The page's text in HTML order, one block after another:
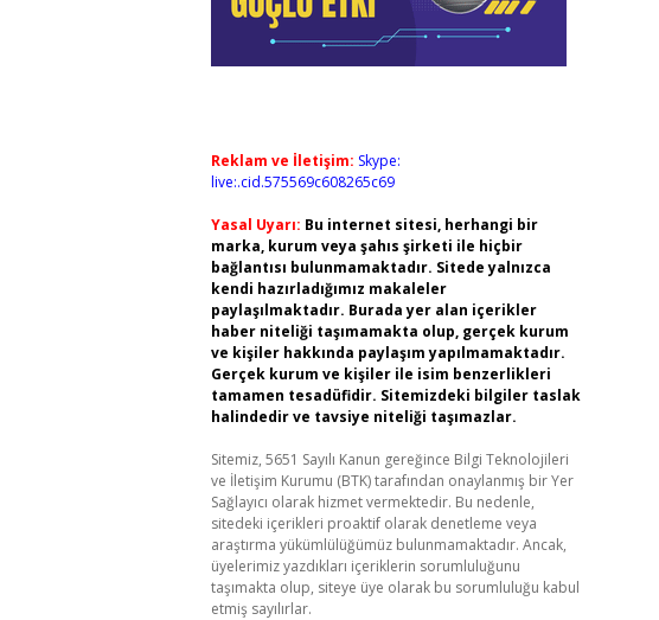
Reklam ve İletişim: Skype:
live:.cid.575569c608265c69
Yasal Uyarı: Bu internet sitesi, herhangi bir
marka, kurum veya şahıs şirketi ile hiçbir
bağlantısı bulunmamaktadır. Sitede yalnızca
kendi hazırladığımız makaleler
paylaşılmaktadır. Burada yer alan içerikler
haber niteliği taşımamakta olup, gerçek kurum
ve kişiler hakkında paylaşım yapılmamaktadır.
Gerçek kurum ve kişiler ile isim benzerlikleri
tamamen tesadüfidir. Sitemizdeki bilgiler taslak
halindedir ve tavsiye niteliği taşımazlar.
Sitemiz, 5651 Sayılı Kanun gereğince Bilgi Teknolojileri
ve İletişim Kurumu (BTK) tarafından onaylanmış bir Yer
Sağlayıcı olarak hizmet vermektedir. Bu nedenle,
sitedeki içerikleri proaktif olarak denetleme veya
araştırma yükümlülüğümüz bulunmamaktadır. Ancak,
üyelerimiz yazdıkları içeriklerin sorumluluğunu
taşımakta olup, siteye üye olarak bu sorumluluğu kabul
etmiş sayılırlar.